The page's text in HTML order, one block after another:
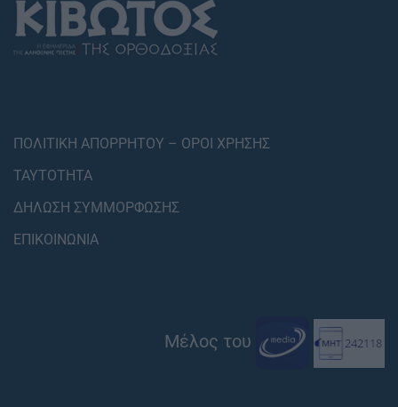
ΠΟΛΙΤΙΚΗ ΑΠΟΡΡΗΤΟΥ – ΟΡΟΙ ΧΡΗΣΗΣ
ΤΑΥΤΟΤΗΤΑ
ΔΗΛΩΣΗ ΣΥΜΜΟΡΦΩΣΗΣ
ΕΠΙΚΟΙΝΩΝΙΑ
Μέλος του